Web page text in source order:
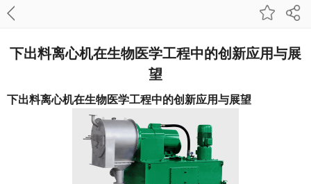
下出料离心机在生物医学工程中的创新应用与展
望
下出料离心机在生物医学工程中的创新应用与展望